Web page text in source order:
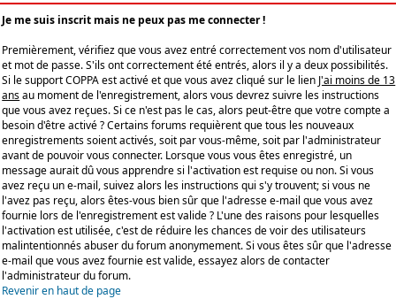
Je me suis inscrit mais ne peux pas me connecter !
Premièrement, vérifiez que vous avez entré correctement vos nom d'utilisateur
et mot de passe. S'ils ont correctement été entrés, alors il y a deux possibilités.
Si le support COPPA est activé et que vous avez cliqué sur le lien J'ai moins de 13
ansau moment de l'enregistrement, alors vous devrez suivre les instructions
que vous avez reçues. Si ce n'est pas le cas, alors peut-être que votre compte a
besoin d'être activé ? Certains forums requièrent que tous les nouveaux
enregistrements soient activés, soit par vous-même, soit par l'administrateur
avant de pouvoir vous connecter. Lorsque vous vous êtes enregistré, un
message aurait dû vous apprendre si l'activation est requise ou non. Si vous
avez reçu un e-mail, suivez alors les instructions qui s'y trouvent; si vous ne
l'avez pas reçu, alors êtes-vous bien sûr que l'adresse e-mail que vous avez
fournie lors de l'enregistrement est valide ? L'une des raisons pour lesquelles
l'activation est utilisée, c'est de réduire les chances de voir des utilisateurs
malintentionnés abuser du forum anonymement. Si vous êtes sûr que l'adresse
e-mail que vous avez fournie est valide, essayez alors de contacter
l'administrateur du forum.
Revenir en haut de page